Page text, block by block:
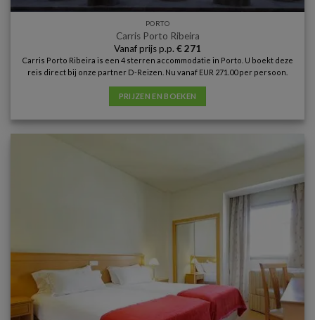
PORTO
Carris Porto Ribeira
Vanaf prijs p.p. €271
Carris Porto Ribeira is een 4 sterren accommodatie in Porto. U boekt deze
reis direct bij onze partner D-Reizen. Nu vanaf EUR 271.00 per persoon.
PRIJZEN EN BOEKEN